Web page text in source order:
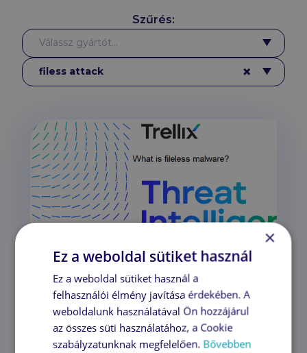
Szűrés:
Gyártók
Válassz gyártót...
Címkék ×
filess attack
filess attack
A Trellix segít megérteni, mi is
az a filess attack
2022. július 29., 15:37
A fájl nélküli rosszindulatú
szoftverek olyan típusú káros kódok,
×
Ez a weboldal sütiket használ
Ez a weboldal sütiket használ a
felhasználói élmény javítása érdekében. A
weboldalunk használatával Ön hozzájárul
az összes süti használatához, a Cookie
szabályzatunknak megfelelően. Bővebben